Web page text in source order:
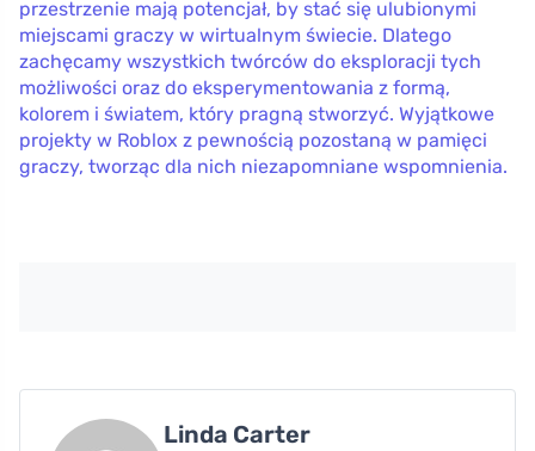
przestrzenie mają potencjał, by stać się ulubionymi
miejscami graczy w wirtualnym świecie. Dlatego
zachęcamy wszystkich twórców do eksploracji tych
możliwości oraz do eksperymentowania z formą,
kolorem i światem, który pragną stworzyć. Wyjątkowe
projekty w Roblox z pewnością pozostaną w pamięci
graczy, tworząc dla nich niezapomniane wspomnienia.
Linda Carter